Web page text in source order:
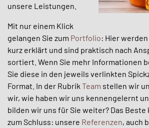
unsere Leistungen.
Mit nur einem Klick
gelangen Sie zum Portfolio: Hier
kurz erklärt und sind praktisch nach
sortiert. Wenn Sie mehr Informationen
Sie diese in den jeweils verlinkten
Format. In der Rubrik Team stellen wir
wir, wie haben wir uns kennengelernt
bilden wir uns für Sie weiter? Das
zum Schluss: unsere Referenzen, auch